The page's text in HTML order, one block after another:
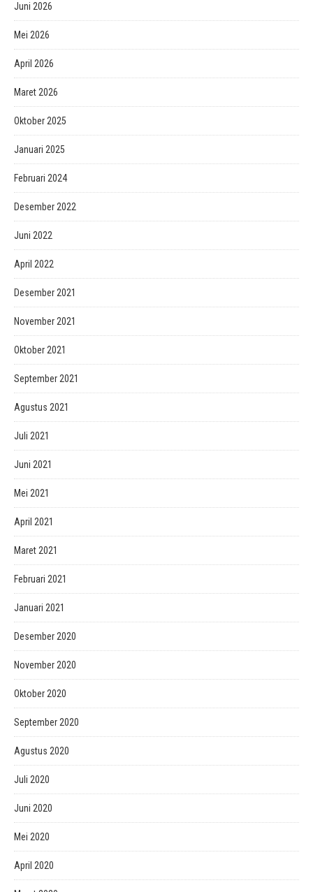
Juni 2026
Mei 2026
April 2026
Maret 2026
Oktober 2025
Januari 2025
Februari 2024
Desember 2022
Juni 2022
April 2022
Desember 2021
November 2021
Oktober 2021
September 2021
Agustus 2021
Juli 2021
Juni 2021
Mei 2021
April 2021
Maret 2021
Februari 2021
Januari 2021
Desember 2020
November 2020
Oktober 2020
September 2020
Agustus 2020
Juli 2020
Juni 2020
Mei 2020
April 2020